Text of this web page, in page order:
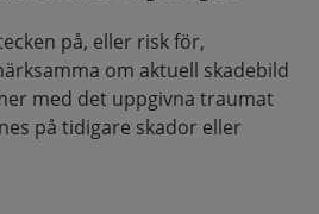
på, eller risk för,
om aktuell skadebild
med det uppgivna traumat
på tidigare skador eller